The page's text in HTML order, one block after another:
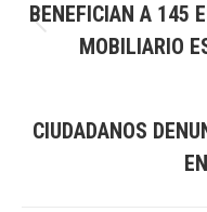
BENEFICIAN A 145
MOBILIARIO
CIUDADANOS